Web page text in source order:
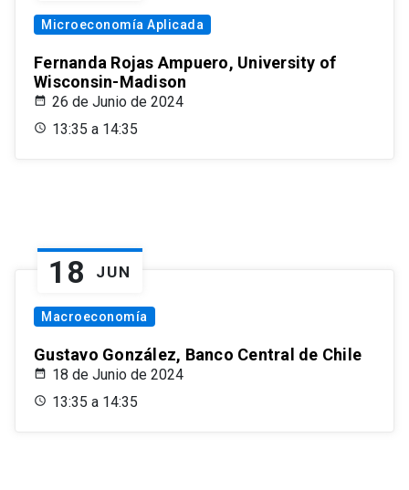
Microeconomía Aplicada
Fernanda Rojas Ampuero, University of
Wisconsin-Madison
26 de Junio de 2024
13:35 a 14:35
18 JUN
Macroeconomía
Gustavo González, Banco Central de Chile
18 de Junio de 2024
13:35 a 14:35